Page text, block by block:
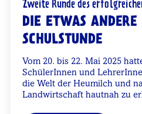
Zweite Runde des
DIE ETWAS ANDERE
SCHULSTUNDE
Vom 20. bis 22. Mai 2025
SchülerInnen und
die Welt der Heumilch und
Landwirtschaft hautnah zu